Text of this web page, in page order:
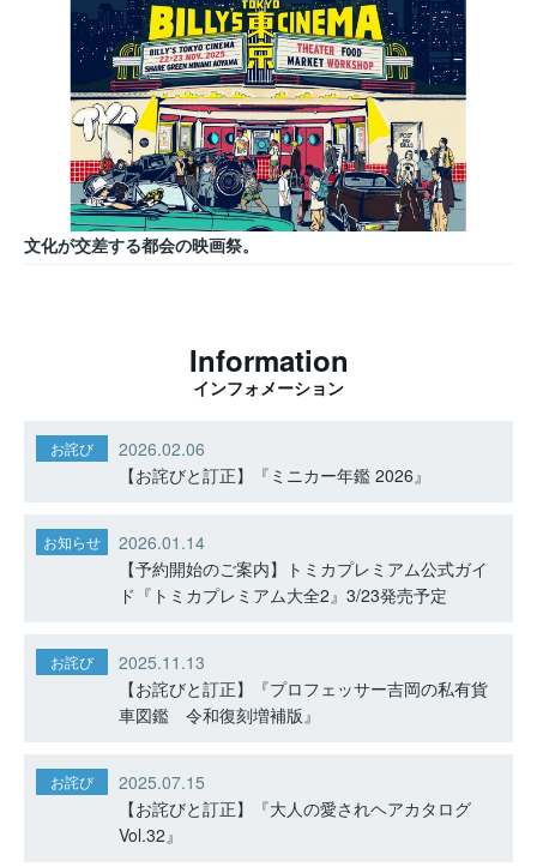
文化が交差する都会の映画祭。
Information
インフォメーション
お詫び
2026.02.06
【お詫びと訂正】『ミニカー年鑑 2026』
お知らせ
2026.01.14
【予約開始のご案内】トミカプレミアム公式ガイ
ド『トミカプレミアム大全2』3/23発売予定
お詫び
2025.11.13
【お詫びと訂正】『プロフェッサー吉岡の私有貨
車図鑑 令和復刻増補版』
お詫び
2025.07.15
【お詫びと訂正】『大人の愛されヘアカタログ
Vol.32』